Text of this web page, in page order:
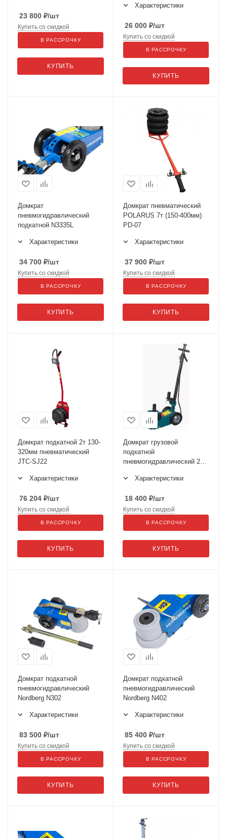
23 800 ₽/шт
КУПИТЬ
Купить со скидкой
В РАССРОЧКУ
Характеристики
26 000 ₽/шт
КУПИТЬ
Купить со скидкой
В РАССРОЧКУ
Домкрат
пневмогидравлический
подкатной N3335L
Характеристики
34 700 ₽/шт
КУПИТЬ
Купить со скидкой
В РАССРОЧКУ
Домкрат пневматический
POLARUS 7т (150-400мм)
PD-07
Характеристики
37 900 ₽/шт
КУПИТЬ
Купить со скидкой
В РАССРОЧКУ
Домкрат подкатной 2т 130-
320мм пневматический
JTC-SJ22
Характеристики
76 204 ₽/шт
КУПИТЬ
Купить со скидкой
В РАССРОЧКУ
Домкрат грузовой
подкатной
пневмогидравлический 22т
Характеристики
18 400 ₽/шт
КУПИТЬ
Купить со скидкой
В РАССРОЧКУ
Домкрат подкатной
пневмогидравлический
Nordberg N302
Характеристики
83 500 ₽/шт
КУПИТЬ
Купить со скидкой
В РАССРОЧКУ
Домкрат подкатной
пневмогидравлический
Nordberg N402
Характеристики
85 400 ₽/шт
КУПИТЬ
Купить со скидкой
В РАССРОЧКУ